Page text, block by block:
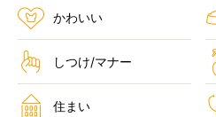
かわいい
しつけ/マナー
住まい